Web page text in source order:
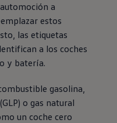
a
estos
las etiquetas
a los coches
y batería.
gasolina,
o gas natural
un coche cero